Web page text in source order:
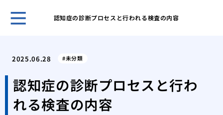
認知症の診断プロセスと行われる検査の内容
2025.06.28 未分類
認知症の診断プロセスと行わ
れる検査の内容